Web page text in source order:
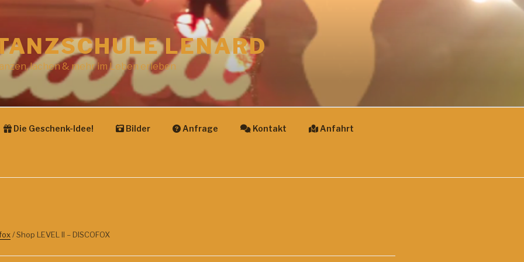
LENARD
lachen & mehr im Leben erleben
Die Geschenk-Idee! Bilder Anfrage Kontakt Anfahrt
/ Shop LEVEL II – DISCOFOX